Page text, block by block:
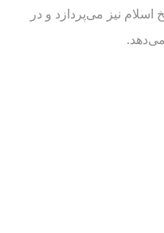
اسلام نیز می‌پردازد و در